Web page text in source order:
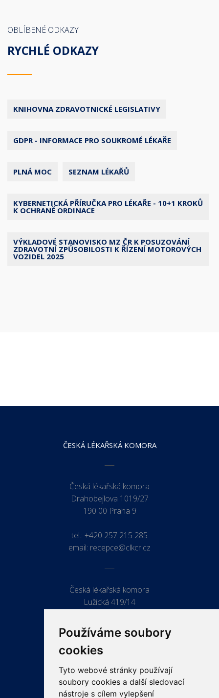
Používáme soubory
cookies
Tyto webové stránky používají
soubory cookies a další sledovací
nástroje s cílem vylepšení
OBLÍBENÉ ODKAZY
RYCHLÉ ODKAZY
KNIHOVNA ZDRAVOTNICKÉ LEGISLATIVY
GDPR - INFORMACE PRO SOUKROMÉ LÉKAŘE
PLNÁ MOC SEZNAM LÉKAŘŮ
KYBERNETICKÁ PŘÍRUČKA PRO LÉKAŘE - 10+1 KROKŮ
K OCHRANĚ ORDINACE
VÝKLADOVÉ STANOVISKO MZ ČR K POSUZOVÁNÍ
ZDRAVOTNÍ ZPŮSOBILOSTI K ŘÍZENÍ MOTOROVÝCH
VOZIDEL 2025
ČESKÁ LÉKAŘSKÁ KOMORA
Česká lékařská komora
Drahobejlova 1019/27
190 00 Praha 9
tel.: +420 257 215 285
email: recepce@clkcr.cz
Česká lékařská komora
Lužická 419/14
ODKAZY
PRO LÉKAŘE